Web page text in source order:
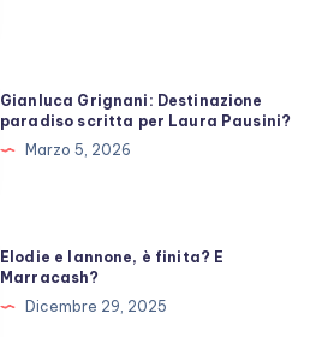
Gianluca Grignani: Destinazione
paradiso scritta per Laura Pausini?
Marzo 5, 2026
Elodie e Iannone, è finita? E
Marracash?
Dicembre 29, 2025